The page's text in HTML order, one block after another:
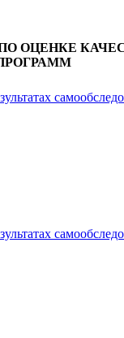
ОЦЕНКЕ